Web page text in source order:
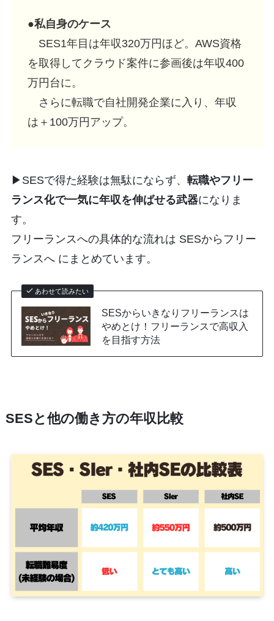
●私自身のケース
SES1年目は年収320万円ほど。AWS資格
を取得してクラウド案件に参画後は年収400
万円台に。
さらに転職で自社開発企業に入り、年収
は＋100万円アップ。
▶︎SESで得た経験は無駄にならず、 転職やフリー
ランス化で一気に年収を伸ばせる武器になりま
す。
フリーランスへの具体的な流れは SESからフリー
ランスへ にまとめています。
あわせて読みたい
SESからいきなりフリーランスは
やめとけ！フリーランスで高収入
を目指す方法
SESと他の働き方の年収比較